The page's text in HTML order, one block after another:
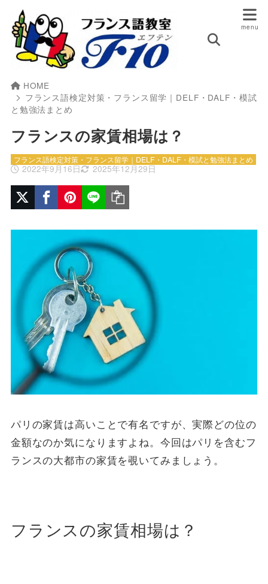
HOME
フランス語検定対策・フランス留学｜DELF・DALF・模試
と勉強法まとめ
フランスの家賃相場は？
2022年9月16日 2025年12月29日
フランス語検定対策・フランス留学｜DELF・DALF・模試と勉強法まとめ
パリの家賃は高いことで有名ですが、実際どの位の
金額なのか気になりますよね。 今回はパリを含むフ
ランスの大都市の家賃を覗いてみましょう。
フランスの家賃相場は？